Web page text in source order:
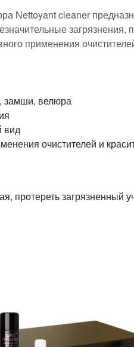
Nettoyant cleaner
применения
замши, велюра
вид
очистителей и
протереть загрязненный